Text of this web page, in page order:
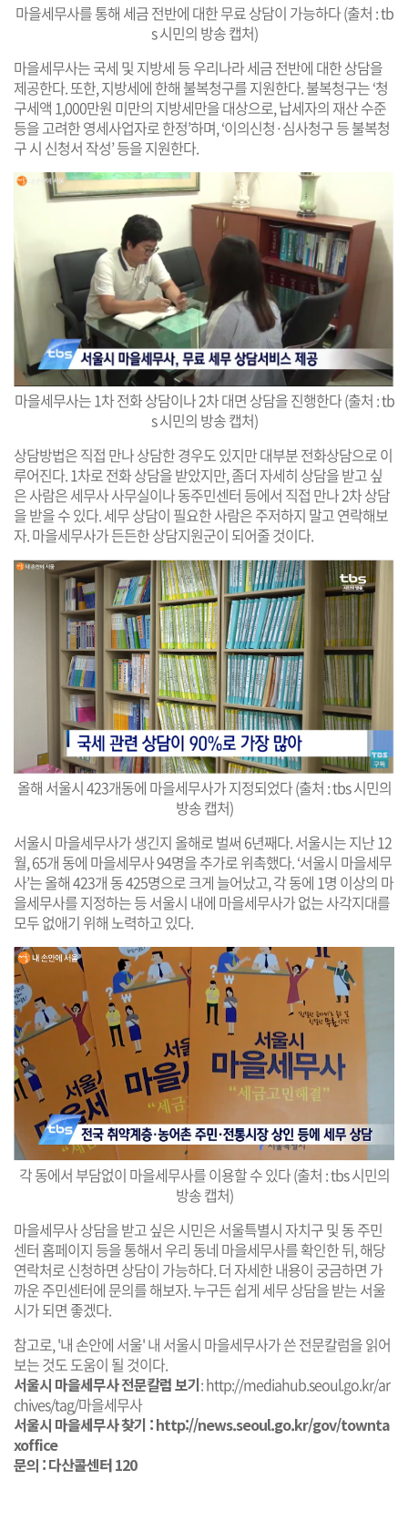
마을세무사를 통해 세금 전반에 대한 무료 상담이 가능하다 (출처 : tb
s 시민의 방송 캡처)
마을세무사는 국세 및 지방세 등 우리나라 세금 전반에 대한 상담을
제공한다. 또한, 지방세에 한해 불복청구를 지원한다. 불복청구는 ‘청
구세액 1,000만원 미만의 지방세만을 대상으로, 납세자의 재산 수준
등을 고려한 영세사업자로 한정’하며, ‘이의신청·심사청구 등 불복청
구 시 신청서 작성’ 등을 지원한다.
마을세무사는 1차 전화 상담이나 2차 대면 상담을 진행한다 (출처 : tb
s 시민의 방송 캡처)
상담방법은 직접 만나 상담한 경우도 있지만 대부분 전화상담으로 이
루어진다. 1차로 전화 상담을 받았지만, 좀더 자세히 상담을 받고 싶
은 사람은 세무사 사무실이나 동주민센터 등에서 직접 만나 2차 상담
을 받을 수 있다. 세무 상담이 필요한 사람은 주저하지 말고 연락해보
자. 마을세무사가 든든한 상담지원군이 되어줄 것이다.
올해 서울시 423개동에 마을세무사가 지정되었다 (출처 : tbs 시민의
방송 캡처)
서울시 마을세무사가 생긴지 올해로 벌써 6년째다. 서울시는 지난 12
월, 65개 동에 마을세무사 94명을 추가로 위촉했다. ‘서울시 마을세무
사’는 올해 423개 동 425명으로 크게 늘어났고, 각 동에 1명 이상의 마
을세무사를 지정하는 등 서울시 내에 마을세무사가 없는 사각지대를
모두 없애기 위해 노력하고 있다.
각 동에서 부담없이 마을세무사를 이용할 수 있다 (출처 : tbs 시민의
방송 캡처)
마을세무사 상담을 받고 싶은 시민은 서울특별시 자치구 및 동 주민
센터 홈페이지 등을 통해서 우리 동네 마을세무사를 확인한 뒤, 해당
연락처로 신청하면 상담이 가능하다. 더 자세한 내용이 궁금하면 가
까운 주민센터에 문의를 해보자. 누구든 쉽게 세무 상담을 받는 서울
시가 되면 좋겠다.
참고로, '내 손안에 서울' 내 서울시 마을세무사가 쓴 전문칼럼을 읽어
보는 것도 도움이 될 것이다.
서울시 마을세무사 전문칼럼 보기:http://mediahub.seoul.go.kr/ar
chives/tag/마을세무사
서울시 마을세무사 찾기 :http://news.seoul.go.kr/gov/townta
xoffice
문의 : 다산콜센터 120